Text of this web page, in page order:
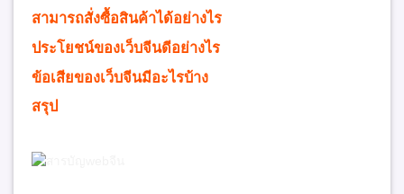
สามารถสั่งซื้อสินค้าได้อย่างไร
ประโยชน์ของเว็บจีนดีอย่างไร
ข้อเสียของเว็บจีนมีอะไรบ้าง
สรุป